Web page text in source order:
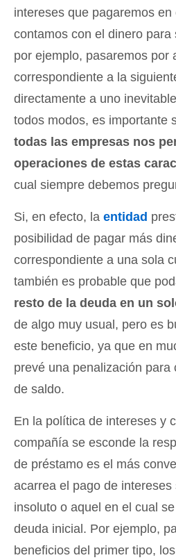
intereses que pagaremos en
contamos con el dinero para
por ejemplo, pasaremos por
correspondiente a la
directamente a uno
todos modos, es importante
todas las empresas nos
operaciones de estas
cual siempre debemos
Si, en efecto, la entidad
posibilidad de pagar más
correspondiente a una sola
también es probable que
resto de la deuda en un
de algo muy usual, pero es
este beneficio, ya que en
prevé una penalización para
de saldo.
En la política de intereses y
compañía se esconde la
de préstamo es el más
acarrea el pago de intereses
insoluto o aquel en el cual
deuda inicial. Por ejemplo,
beneficios del primer tipo,